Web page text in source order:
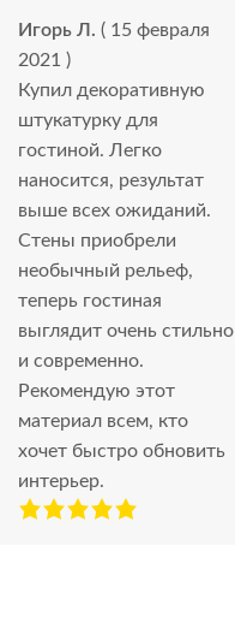
Игорь Л. ( 15 февраля
2021 )
Купил декоративную
штукатурку для
гостиной. Легко
наносится, результат
выше всех ожиданий.
Стены приобрели
необычный рельеф,
теперь гостиная
выглядит очень стильно
и современно.
Рекомендую этот
материал всем, кто
хочет быстро обновить
интерьер.